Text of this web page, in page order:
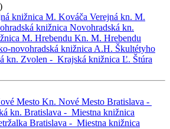
knižnica M. Kováča Verejná kn. M.
knižnica Novohradská kn.
M. Hrebendu Kn. M. Hrebendu
novohradská knižnica A.H. Škultétyho
kn. Zvolen - Krajská knižnica Ľ. Štúra
Mesto Kn. Nové Mesto Bratislava -
kn. Bratislava - Miestna knižnica
Bratislava - Miestna knižnica